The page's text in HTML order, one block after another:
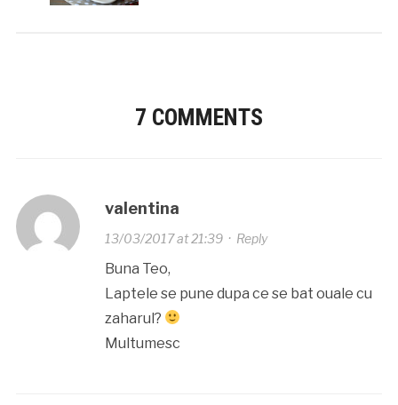
7 COMMENTS
valentina
13/03/2017 at 21:39· Reply
Buna Teo,
Laptele se pune dupa ce se bat ouale cu
zaharul?
Multumesc